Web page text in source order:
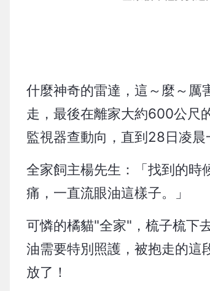
什麼神奇的雷達，這～麼～厲
走，最後在離家大約600公尺
監視器查動向，直到28日凌晨
全家飼主楊先生：「找到的時
痛，一直流眼油這樣子。」
可憐的橘貓"全家"，梳子梳下
油需要特別照護，被抱走的這
放了！